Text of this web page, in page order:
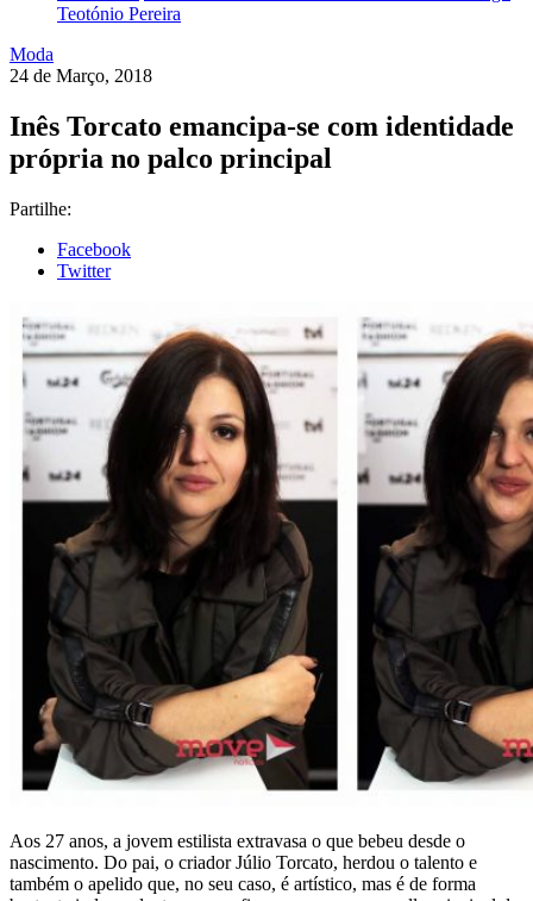
Teotónio Pereira
Moda
24 de Março, 2018
Inês Torcato emancipa-se com identidade
própria no palco principal
Partilhe:
Facebook
Twitter
Aos 27 anos, a jovem estilista extravasa o que bebeu desde o
nascimento. Do pai, o criador Júlio Torcato, herdou o talento e
também o apelido que, no seu caso, é artístico, mas é de forma